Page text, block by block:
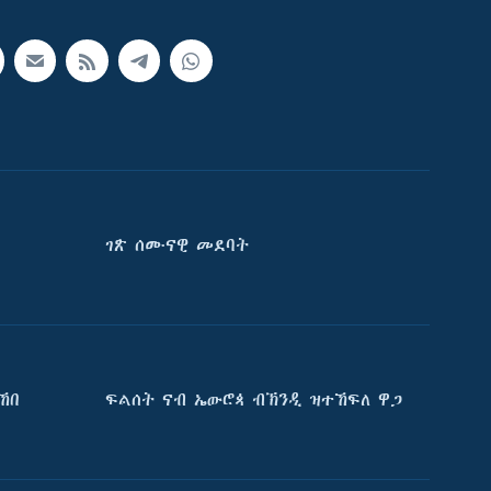
ገጽ ሰሙናዊ መደባት
ፍልሰት ናብ ኤውሮጳ ብኽንዲ ዝተኸፍለ ዋጋ